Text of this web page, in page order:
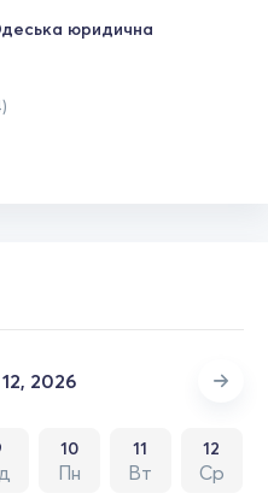
юридична
2026
10
Пн
11
Вт
12
Ср